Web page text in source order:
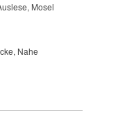
Mosel
Nahe